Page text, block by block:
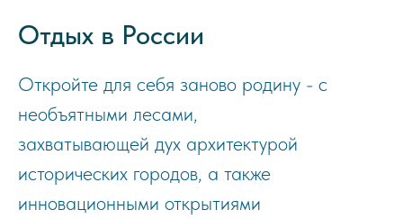
Отдых в России
Откройте для себя заново родину - с
необъятными лесами,
захватывающей дух архитектурой
исторических городов, а также
инновационными открытиями